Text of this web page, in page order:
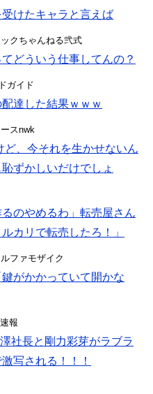
けたキャラと言えば
クちゃんねる弐式
どういう仕事してんの？
ガイド
達した結果ｗｗｗ
スnwk
、今それを生かせないん
ずかしいだけでしょ
のやめるわ」転売屋さん
カリで転売したろ！」
ファモザイク
がかかっていて開かな
報
社長と剛力彩芽がラブラ
写される！！！